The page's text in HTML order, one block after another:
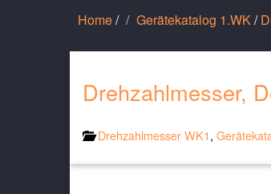
Home/ Gerätekatalog 1.WK /
Drehzahlmesser,
Drehzahlmesser WK1,